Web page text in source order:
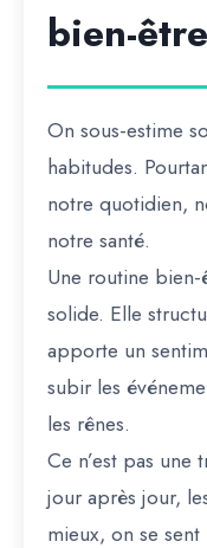
bien-
On sous-estime
habitudes.
notre quotidien,
notre santé.
Une routine
solide. Elle
apporte un
subir les
les rênes.
Ce n’est pas une
jour après jour,
mieux, on se